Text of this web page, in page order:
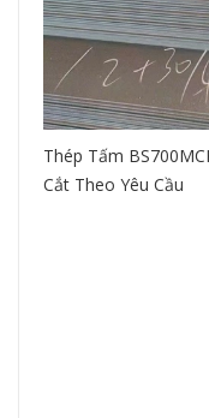
Thép Tấm
Cắt Theo Yêu Cầu